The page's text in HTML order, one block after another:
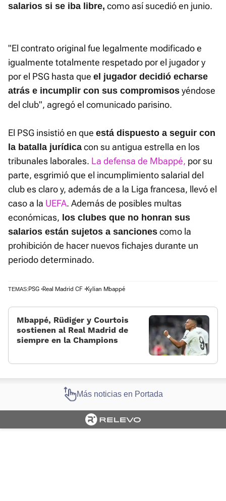
salarios si se iba libre, como así sucedió en junio.
"El contrato original fue legalmente modificado e
igualmente totalmente respetado por el jugador y
por el PSG hasta que el jugador decidió echarse
atrás e incumplir con sus compromisos yéndose
del club", agregó el comunicado parisino.
El PSG insistió en que está dispuesto a seguir con
la batalla jurídica con su antigua estrella en los
tribunales laborales. La defensa de Mbappé, por su
parte, esgrimió que el incumplimiento salarial del
club es claro y, además de a la Liga francesa, llevó el
caso a la UEFA. Además de posibles multas
económicas, los clubes que no honran sus
salarios están sujetos a sanciones como la
prohibición de hacer nuevos fichajes durante un
periodo determinado.
TEMAS: PSG Real Madrid CF Kylian Mbappé
Mbappé, Rüdiger y Courtois
sostienen al Real Madrid de
siempre en la Champions
Más noticias en Portada